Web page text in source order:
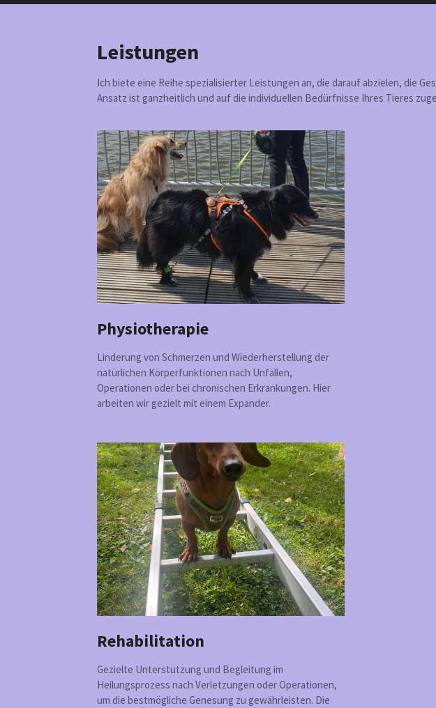
Leistungen
Ich biete eine Reihe spezialisierter Leistungen an, die darauf abzielen, die
Ansatz ist ganzheitlich und auf die individuellen Bedürfnisse Ihres Tieres
Physiotherapie
Linderung von Schmerzen und Wiederherstellung der
natürlichen Körperfunktionen nach Unfällen,
Operationen oder bei chronischen Erkrankungen. Hier
arbeiten wir gezielt mit einem Expander.
Rehabilitation
Gezielte Unterstützung und Begleitung im
Heilungsprozess nach Verletzungen oder Operationen,
um die bestmögliche Genesung zu gewährleisten. Die